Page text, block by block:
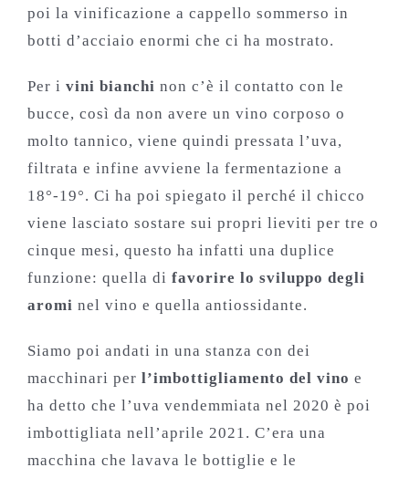
poi la vinificazione a cappello sommerso in
botti d’acciaio enormi che ci ha mostrato.
Per i vini bianchi non c’è il contatto con le
bucce, così da non avere un vino corposo o
molto tannico, viene quindi pressata l’uva,
filtrata e infine avviene la fermentazione a
18°-19°. Ci ha poi spiegato il perché il chicco
viene lasciato sostare sui propri lieviti per tre o
cinque mesi, questo ha infatti una duplice
funzione: quella di favorire lo sviluppo degli
aromi nel vino e quella antiossidante.
Siamo poi andati in una stanza con dei
macchinari per l’imbottigliamento del vino e
ha detto che l’uva vendemmiata nel 2020 è poi
imbottigliata nell’aprile 2021. C’era una
macchina che lavava le bottiglie e le